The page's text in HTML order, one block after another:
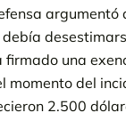
argumentó
una
momento del
2.500